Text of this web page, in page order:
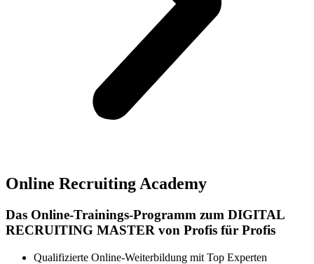
Online Recruiting Academy
Das Online-Trainings-Programm zum DIGITAL
RECRUITING MASTER von Profis für Profis
Qualifizierte Online-Weiterbildung mit Top Experten